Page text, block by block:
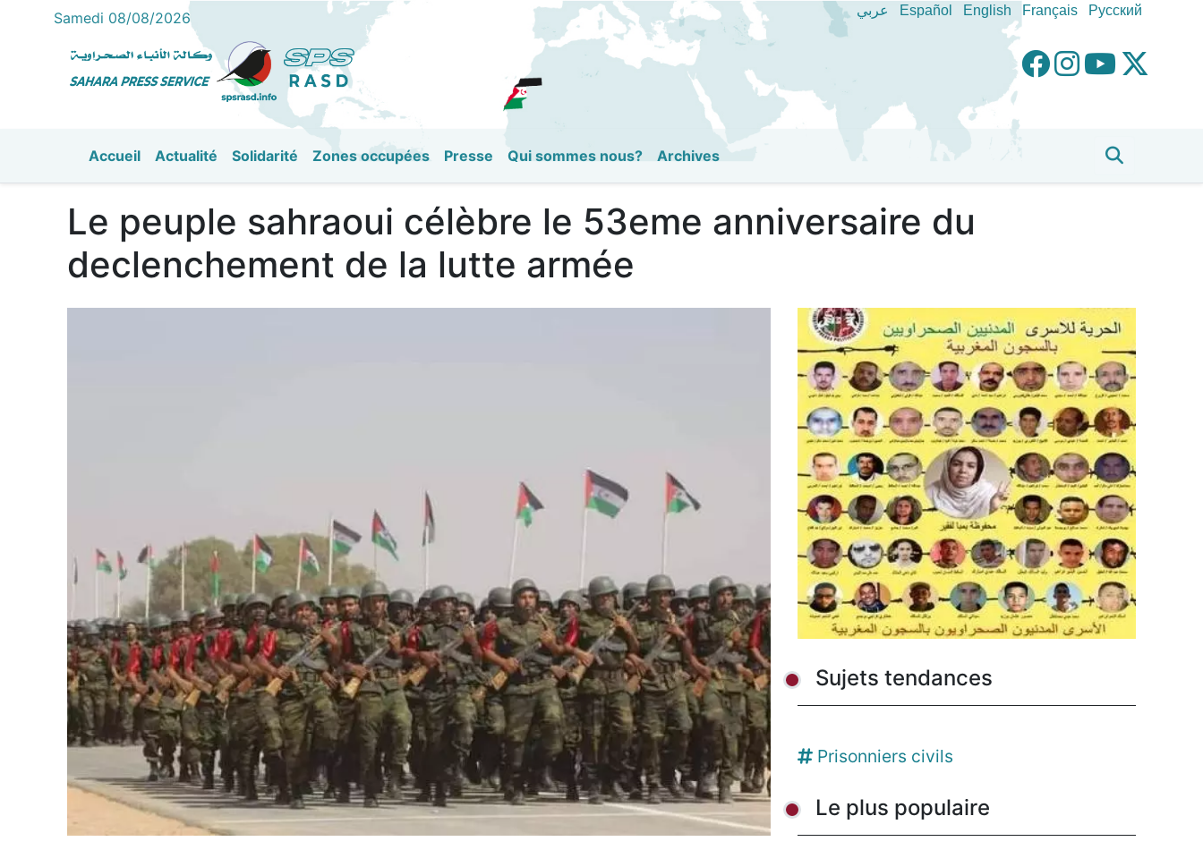
Aller
au
contenu
Samedi 08/08/2026 عربي Español English Français Pусский
Accueil Actualité Solidarité Zones occupées Presse Qui sommes nous? Archives
Le peuple sahraoui célèbre le 53eme anniversaire du
declenchement de la lutte armée
Sujets tendances
Prisonniers civils
Le plus populaire